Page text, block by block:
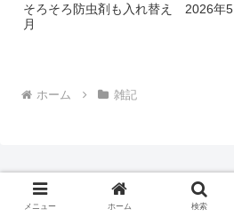
そろそろ防虫剤も入れ替え 2026年5
月
ホーム 雑記
メニュー ホーム 検索